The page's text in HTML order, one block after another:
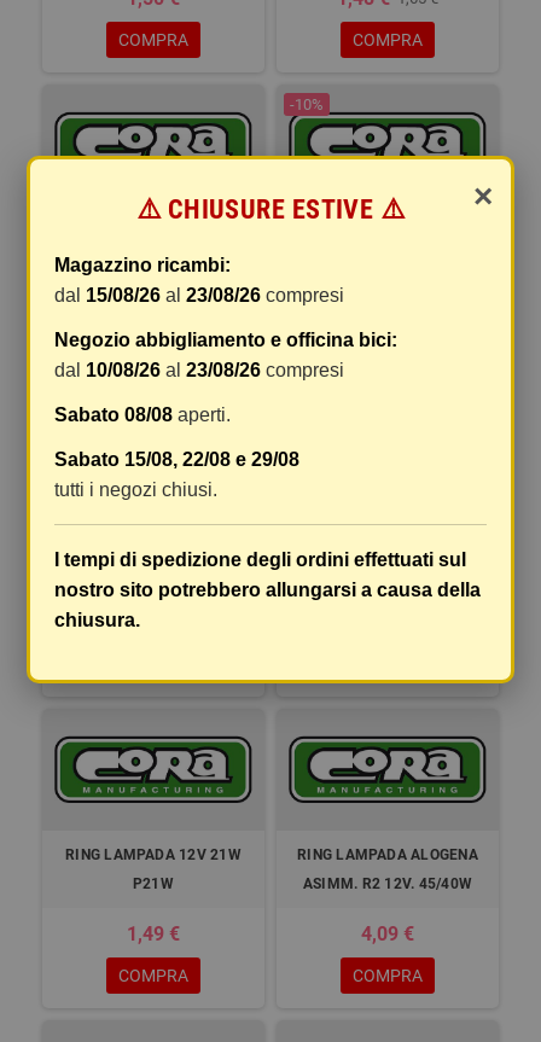
COMPRA COMPRA
12V 1.2W T5
COMPRA
-10%
COMPRA
1,49 €
RING LAMPADA 12V 21W
P21W
1,49 €
COMPRA
RING LAMPADA ALOGENA
ASIMM. R2 12V. 45/40W
4,09 €
COMPRA
×
⚠️ CHIUSURE ESTIVE ⚠️
Magazzino ricambi:
dal 15/08/26 al23/08/26 compresi
Negozio abbigliamento e officina bici:
dal 10/08/26 al23/08/26 compresi
Sabato 08/08 aperti.
Sabato 15/08, 22/08 e 29/08
tutti i negozi chiusi.
I tempi di spedizione degli ordini effettuati sul
nostro sito potrebbero allungarsi a causa della
chiusura.